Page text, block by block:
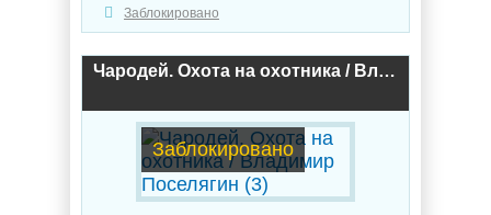
Заблокировано
Чародей. Охота на охотника / Владимир Поселягин (3)
Заблокировано